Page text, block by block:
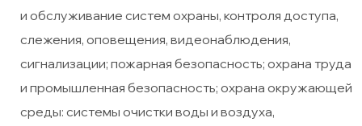
и обслуживание систем охраны, контроля доступа,
слежения, оповещения, видеонаблюдения,
сигнализации; пожарная безопасность; охрана труда
и промышленная безопасность; охрана окружающей
среды: системы очистки воды и воздуха,